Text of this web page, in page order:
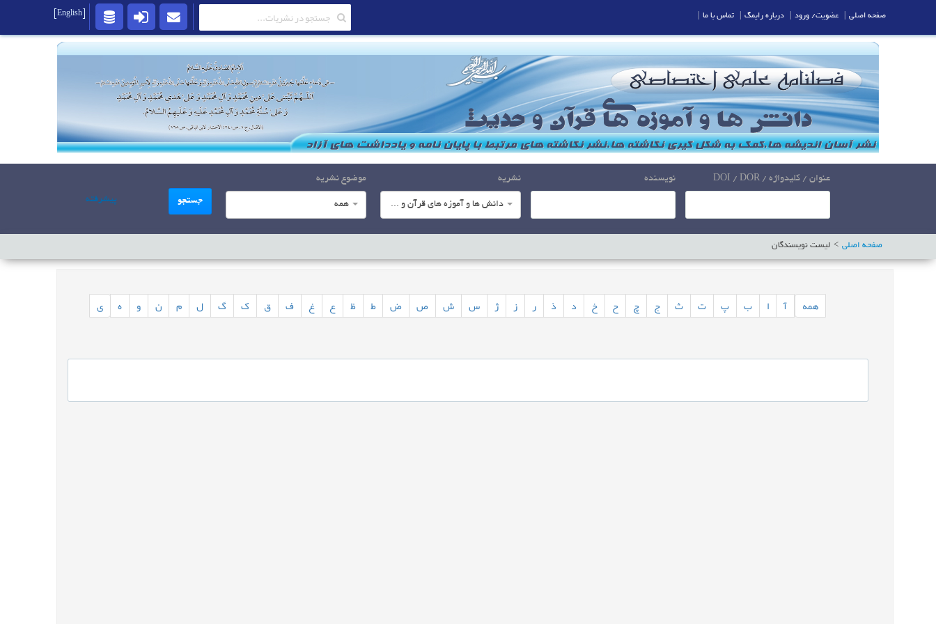
عنوان / کلیدواژه / DOI / DOR نویسنده نشریه
دانش ها و آموزه های قرآن و حدیث
موضوع نشریه
همه جستجو پیشرفته
صفحه اصلی لیست نویسندگان
همه آ ا ب پ ت ث ج چ ح خ د ذ ر ز ژ س ش ص ض ط ظ ع غ ف ق ک گ ل م ن و ه ی
صفحه اصلی عضویت/ ورود درباره رایمگ تماس با ما